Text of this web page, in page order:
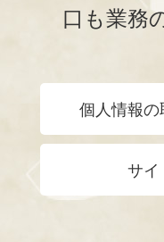
口も業務
個人情報の
サイ